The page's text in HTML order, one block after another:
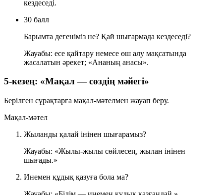
кездеседі.
30 балл
Барымта дегеніміз не? Қай шығармада кездеседі?
Жауабы: есе қайтару немесе өш алу мақсатында
жасалатын әрекет; «Ананың анасы».
5-кезең: «Мақал — сөздің мәйегі»
Берілген сұрақтарға мақал-мәтелмен жауап беру.
Мақал-мәтел
Жыланды қалай інінен шығарамыз?
Жауабы: «Жылы-жылы сөйлесең, жылан інінен
шығады.»
Инемен құдық қазуға бола ма?